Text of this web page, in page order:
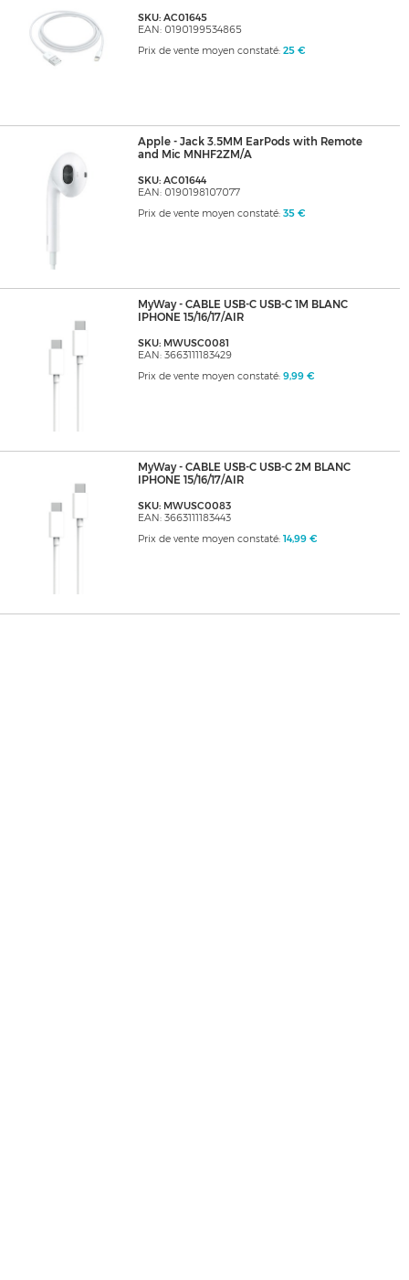
SKU: AC01645
EAN: 0190199534865
Prix de vente moyen constaté: 25 €
Apple - Jack 3.5MM EarPods with Remote
and Mic MNHF2ZM/A
SKU: AC01644
EAN: 0190198107077
Prix de vente moyen constaté: 35 €
MyWay - CABLE USB-C USB-C 1M BLANC
IPHONE 15/16/17/AIR
SKU: MWUSC0081
EAN: 3663111183429
Prix de vente moyen constaté: 9,99 €
MyWay - CABLE USB-C USB-C 2M BLANC
IPHONE 15/16/17/AIR
SKU: MWUSC0083
EAN: 3663111183443
Prix de vente moyen constaté: 14,99 €